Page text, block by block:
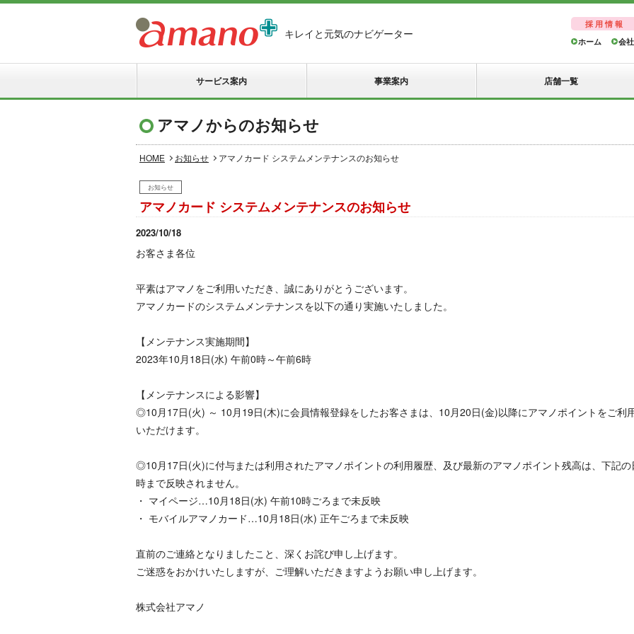
キレイと元気のナビゲーター
採用情報
ホーム
会
サービス案内 事業案内 店舗一覧
アマノからのお知らせ
HOME お知らせ アマノカード システムメンテナンスのお知らせ
お知らせ
アマノカード システムメンテナンスのお知らせ
2023/10/18
お客さま各位
平素はアマノをご利用いただき、誠にありがとうございます。
アマノカードのシステムメンテナンスを以下の通り実施いたしました。
【メンテナンス実施期間】
2023年10月18日(水) 午前0時～午前6時
【メンテナンスによる影響】
◎10月17日(火) ～ 10月19日(木)に会員情報登録をしたお客さまは、10月20日(金)以降にアマノポイントをご利
いただけます。
◎10月17日(火)に付与または利用されたアマノポイントの利用履歴、及び最新のアマノポイント残高は、下記の
時まで反映されません。
・ マイページ…10月18日(水) 午前10時ごろまで未反映
・ モバイルアマノカード…10月18日(水) 正午ごろまで未反映
直前のご連絡となりましたこと、深くお詫び申し上げます。
ご迷惑をおかけいたしますが、ご理解いただきますようお願い申し上げます。
株式会社アマノ